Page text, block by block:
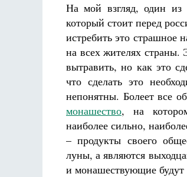
На мой взгляд, один из
который стоит перед
истребить это страшное
на всех жителях страны.
вытравить, но как это
что сделать это
непонятны. Болеет все
монашество, на
наиболее сильно,
– продукты своего
луны, а являются
и монашествующие будут